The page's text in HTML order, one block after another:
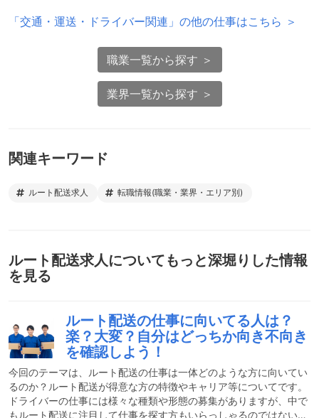
「交通・運送・ドライバー関連 」の他の仕事はこちら ＞
職業一覧から探す ＞
業界一覧から探す ＞
関連キーワード
ルート配送求人 転職情報(職業・業界・エリア別)
ルート配送求人 についてもっと深堀りした情報
を見る
ルート配送の仕事に向いてる人は？
楽？大変？自分はどっちか向き不向き
を確認しよう！
今回のテーマは、ルート配送の仕事は一体どのような方に向いてい
るのか？ルート配送が得意な方の特徴やキャリア等についてです。
ドライバーの仕事には様々な種類や形態の募集がありますが、中で
もルート配送に注目して仕事を探す方もいらっしゃるのではないで